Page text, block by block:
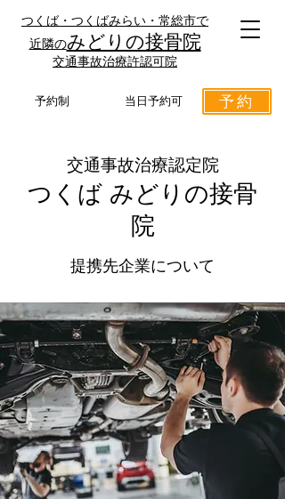
つくば・つくばみらい・常総市で
近隣のみどりの接骨院
​交通事故治療許認可院
予約制 当日予約可 予約
交通事故治療認定院
​つくば みどりの接骨
院
提携先企業について